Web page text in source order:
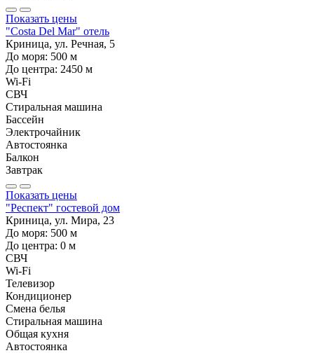
Показать цены
"Costa Del Mar" отель
Криница, ул. Речная, 5
До моря: 500 м
До центра: 2450 м
Wi-Fi
СВЧ
Стиральная машина
Бассейн
Электрочайник
Автостоянка
Балкон
Завтрак
Показать цены
"Респект" гостевой дом
Криница, ул. Мира, 23
До моря: 500 м
До центра: 0 м
СВЧ
Wi-Fi
Телевизор
Кондиционер
Смена белья
Стиральная машина
Общая кухня
Автостоянка